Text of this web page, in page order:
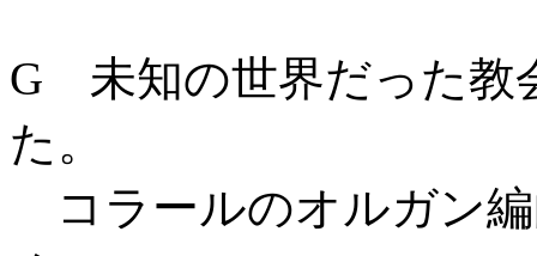
G 未知の世界だった教
た。
コラールのオルガン